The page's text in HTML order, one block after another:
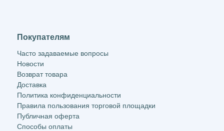
Покупателям
Часто задаваемые вопросы
Новости
Возврат товара
Доставка
Политика конфиденциальности
Правила пользования торговой площадки
Публичная оферта
Способы оплаты